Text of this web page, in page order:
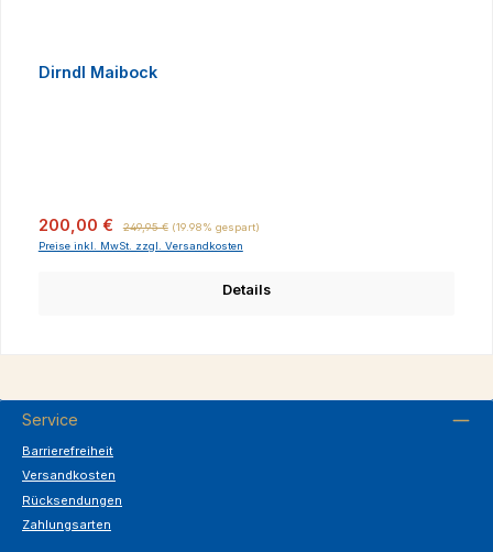
Dirndl Maibock
Verkaufspreis:
200,00 € 249,95 € (19.98% gespart)
Preise inkl. MwSt. zzgl. Versandkosten
Details
Service
Barrierefreiheit
Versandkosten
Rücksendungen
Zahlungsarten